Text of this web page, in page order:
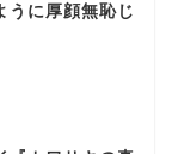
うに厚顔無恥じ